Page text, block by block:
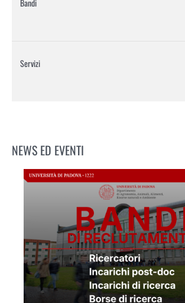
Bandi
Servizi
NEWS ED EVENTI